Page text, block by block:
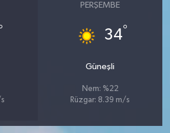
PERŞEMBE
34°
Güneşli
Nem: %22
Rüzgar: 8.39 m/s